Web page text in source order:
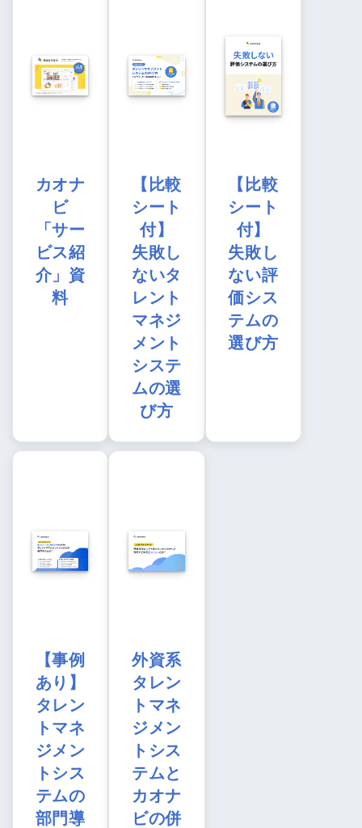
カオナ
ビ
「サー
ビス紹
介」資
料
【比較
シート
付】
失敗し
ないタ
レント
マネジ
メント
システ
ムの選
び方
【比較
シート
付】
失敗し
ない評
価シス
テムの
選び方
【事例
あり】
タレン
トマネ
ジメン
トシス
テムの
部門導
外資系
タレン
トマネ
ジメン
トシス
テムと
カオナ
ビの併